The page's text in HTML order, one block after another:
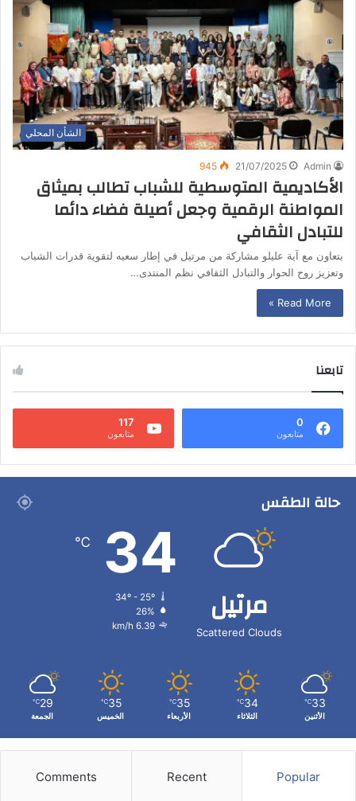
الشأن المحلي
Admin
21/07/2025
945
الأكاديمية المتوسطية للشباب تطالب بميثاق
المواطنة الرقمية وجعل أصيلة فضاء دائما
للتبادل الثقافي
بتعاون مع آية عليلو مشاركة من مرتيل في إطار سعيه لتقوية قدرات الشباب
وتعزيز روح الحوار والتبادل الثقافي نظم المنتدى…
Read More »
تابعنا
0
متابعون
117
متابعون
حالة الطقس
مرتيل
Scattered Clouds
34
℃
34º - 25º
26%
6.39 km/h
33
℃
الأثنين
34
℃
الثلاثاء
35
℃
الأربعاء
35
℃
الخميس
29
℃
الجمعة
Popular
Recent
Comments